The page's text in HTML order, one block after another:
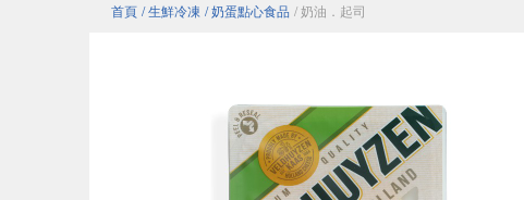
首頁 / 生鮮冷凍 / 奶蛋點心食品 / 奶油．起司